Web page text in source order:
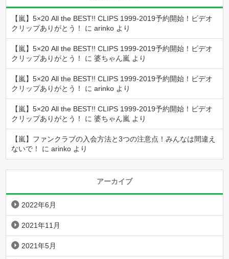
【嵐】5×20 All the BEST!! CLIPS 1999-2019予約開始！ビデオ
クリップありがとう！
にarinko より
【嵐】5×20 All the BEST!! CLIPS 1999-2019予約開始！ビデオ
クリップありがとう！
に婆ちゃん嵐 より
【嵐】5×20 All the BEST!! CLIPS 1999-2019予約開始！ビデオ
クリップありがとう！
にarinko より
【嵐】5×20 All the BEST!! CLIPS 1999-2019予約開始！ビデオ
クリップありがとう！
に婆ちゃん嵐 より
【嵐】ファンクラブの入会方法と3つの注意点！みんなは間違え
ないで！
にarinko より
アーカイブ
2022年6月
2021年11月
2021年5月